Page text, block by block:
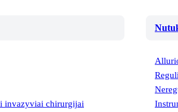
invazyviai chirurgijai